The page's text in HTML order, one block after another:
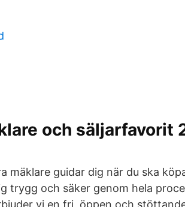
och säljarfavorit
mäklare guidar dig när du ska
trygg och säker genom hela
vi en fri, öppen och